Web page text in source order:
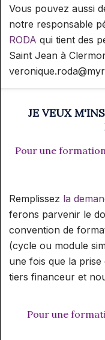
Vous pouvez aussi
notre responsable
RODA qui tient des
Saint Jean à
JE VEUX
Pour une
Remplissez la
ferons parvenir le
convention de
(cycle ou module
une fois que la
tiers financeur et
Pour une